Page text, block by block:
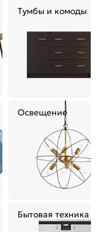
Тумбы и комоды
Освещение
Бытовая техника